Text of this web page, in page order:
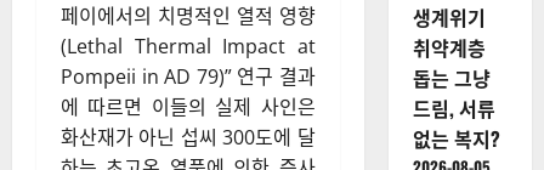
페이에서의 치명적인 열적 영향
(Lethal Thermal Impact at
Pompeii in AD 79)” 연구 결과
에 따르면 이들의 실제 사인은
화산재가 아닌 섭씨 300도에 달
생계위기
취약계층
돕는 그냥
드림, 서류
없는 복지?